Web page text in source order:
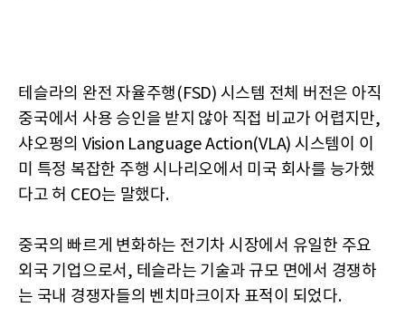
테슬라의 완전 자율주행(FSD) 시스템 전체 버전은 아직
중국에서 사용 승인을 받지 않아 직접 비교가 어렵지만,
샤오펑의 Vision Language Action(VLA) 시스템이 이
미 특정 복잡한 주행 시나리오에서 미국 회사를 능가했
다고 허 CEO는 말했다.
중국의 빠르게 변화하는 전기차 시장에서 유일한 주요
외국 기업으로서, 테슬라는 기술과 규모 면에서 경쟁하
는 국내 경쟁자들의 벤치마크이자 표적이 되었다.